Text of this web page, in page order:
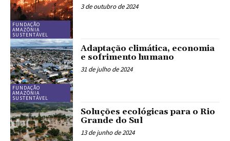
FUNDAÇÃO
AMAZÔNIA
SUSTENTÁVEL
3 de outubro de 2024
FUNDAÇÃO
AMAZÔNIA
SUSTENTÁVEL
Adaptação climática, economia
e sofrimento humano
31 de julho de 2024
Soluções ecológicas para o Rio
Grande do Sul
13 de junho de 2024